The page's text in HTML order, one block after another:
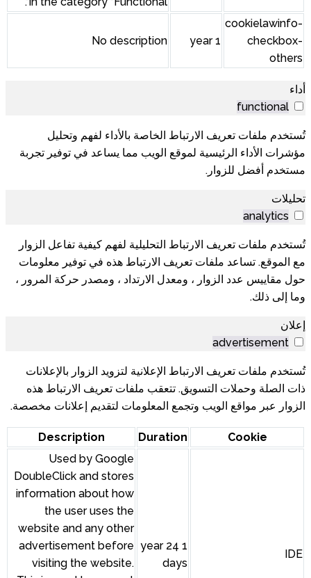
No description
بالأداء لفهم وتحليل
الويب مما يساعد في توفير تجربة
لفهم كيفية تفاعل الزوار
هذه في توفير معلومات
الارتداد ، ومصدر حركة المرور ،
لتزويد الزوار بالإعلانات
ملفات تعريف الارتباط هذه
المعلومات لتقديم إعلانات مخصصة.
Description
advertisement before
visiting the website.